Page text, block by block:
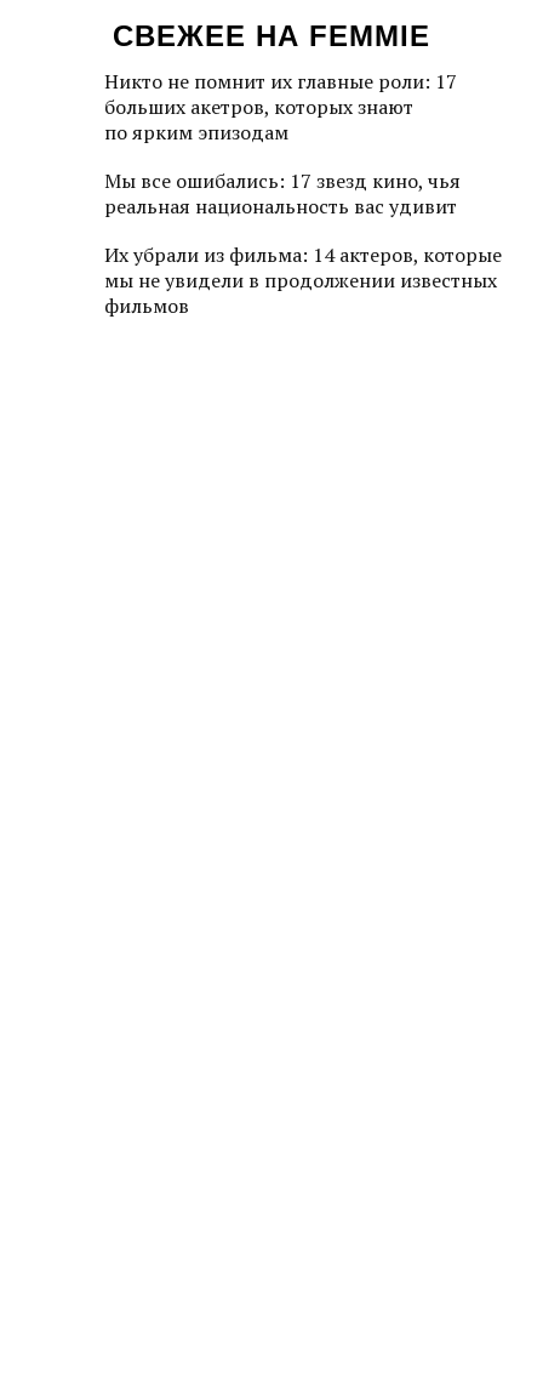
СВЕЖЕЕ НА FEMMIE
Никто не помнит их главные роли: 17
больших акетров, которых знают
по ярким эпизодам
Мы все ошибались: 17 звезд кино, чья
реальная национальность вас удивит
Их убрали из фильма: 14 актеров, которые
мы не увидели в продолжении известных
фильмов